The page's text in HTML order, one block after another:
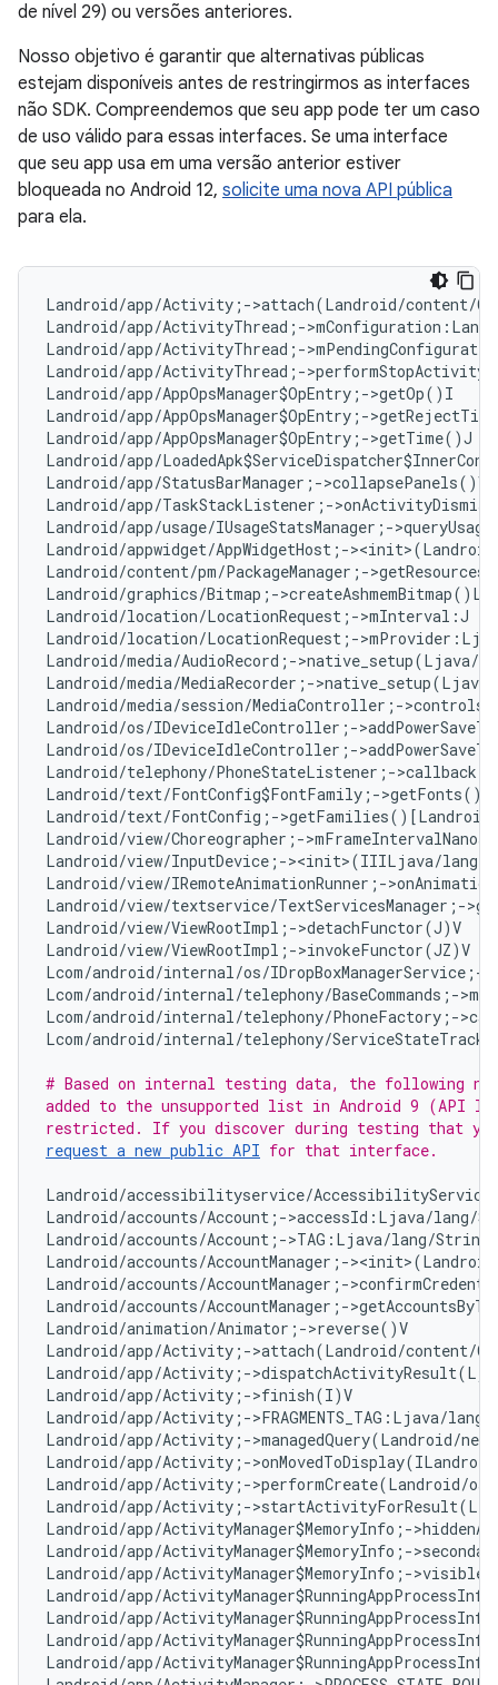
de nível 29) ou versões anteriores.
Nosso objetivo é garantir que alternativas públicas
estejam disponíveis antes de restringirmos as interfaces
não SDK. Compreendemos que seu app pode ter um caso
de uso válido para essas interfaces. Se uma interface
que seu app usa em uma versão anterior estiver
bloqueada no Android 12, solicite uma nova API pública
para ela.
Landroid/app/Activity;->attach(Landroid/content/
Landroid/app/ActivityThread;-
Landroid/app/ActivityThread;-
Landroid/app/ActivityThread;-
Landroid/app/AppOpsManager$OpEntry;->getOp()I
Landroid/app/AppOpsManager$OpEntry;-
Landroid/app/AppOpsManager$OpEntry;->getTime()J
Landroid/app/
Landroid/app/StatusBarManager;->collapsePanels()V
Landroid/app/TaskStackListener;-
Landroid/app/usage/IUsageStatsManager;-
Landroid/appwidget/AppWidgetHost;-
Landroid/content/pm/PackageManager;-
Landroid/graphics/Bitmap;-
Landroid/location/LocationRequest;->mInterval:J
Landroid/location/LocationRequest;-
Landroid/media/AudioRecord;-
Landroid/media/MediaRecorder;-
Landroid/media/session/MediaController;-
Landroid/os/IDeviceIdleController;-
Landroid/os/IDeviceIdleController;-
Landroid/telephony/PhoneStateListener;-
Landroid/text/FontConfig$FontFamily;-
Landroid/text/FontConfig;-
Landroid/view/Choreographer;-
Landroid/view/InputDevice;-><init>(IIILjava/lang/
Landroid/view/IRemoteAnimationRunner;-
Landroid/view/textservice/TextServicesManager;-
Landroid/view/ViewRootImpl;->detachFunctor(J)V
Landroid/view/ViewRootImpl;->invokeFunctor(JZ)V
Lcom/android/internal/os/
Lcom/android/internal/telephony/BaseCommands;-
Lcom/android/internal/telephony/PhoneFactory;-
Lcom/android/internal/telephony/
# Based on internal testing data, the following
added to the unsupported list in Android 9 (API
request a new public API for that interface.